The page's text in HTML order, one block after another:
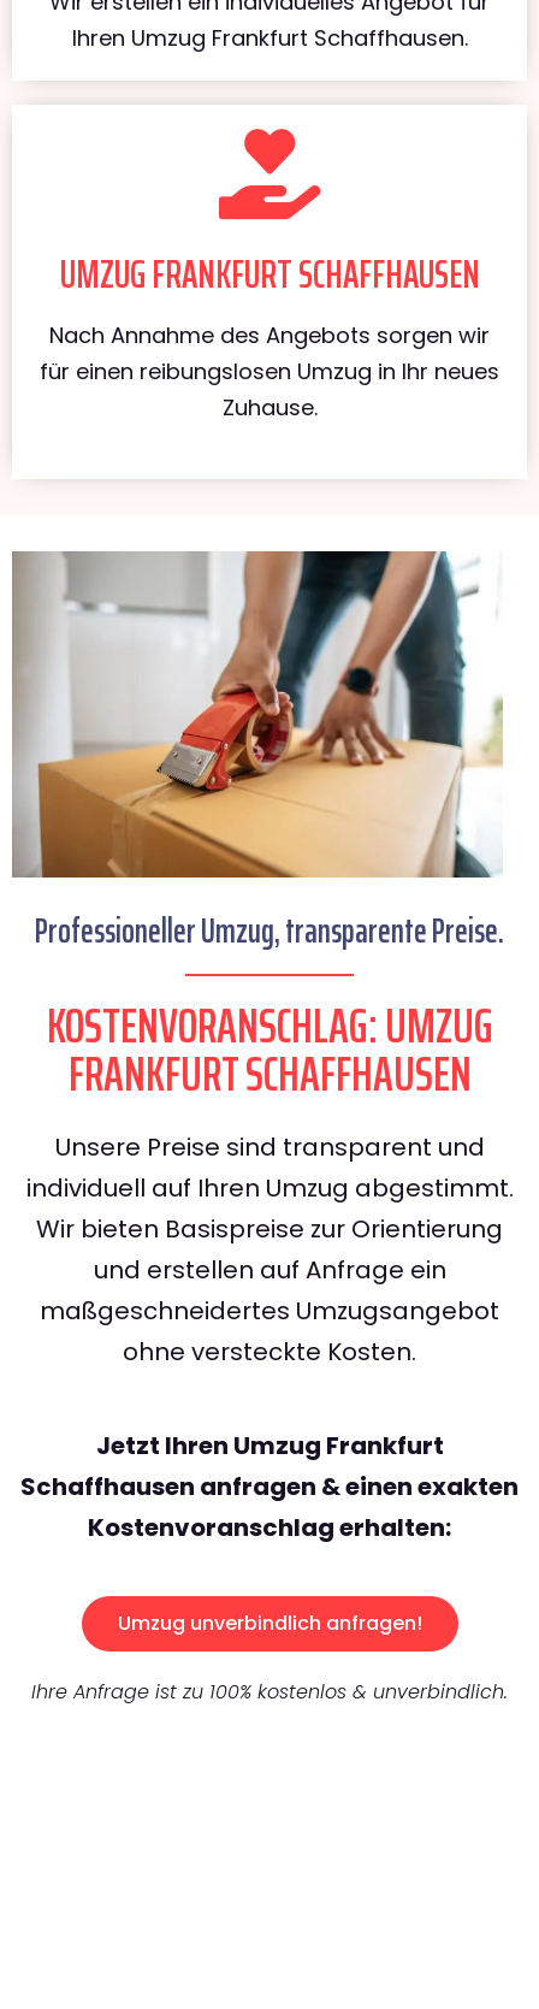
Ihren Umzug Frankfurt Schaffhausen.
UMZUG FRANKFURT SCHAFFHAUSEN
Nach Annahme des Angebots sorgen wir
für einen reibungslosen Umzug in Ihr neues
Zuhause.
Professioneller Umzug, transparente Preise.
KOSTENVORANSCHLAG: UMZUG
FRANKFURT SCHAFFHAUSEN
Unsere Preise sind transparent und
individuell auf Ihren Umzug abgestimmt.
Wir bieten Basispreise zur Orientierung
und erstellen auf Anfrage ein
maßgeschneidertes Umzugsangebot
ohne versteckte Kosten.
Jetzt Ihren Umzug Frankfurt
Schaffhausen anfragen & einen exakten
Kostenvoranschlag erhalten:
Umzug unverbindlich anfragen!
Ihre Anfrage ist zu 100% kostenlos & unverbindlich.